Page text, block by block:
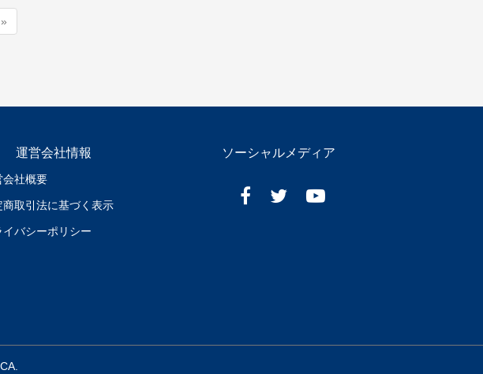
運営会社情報
会社概要
商取引法に基づく表示
イバシーポリシー
ソーシャルメディア